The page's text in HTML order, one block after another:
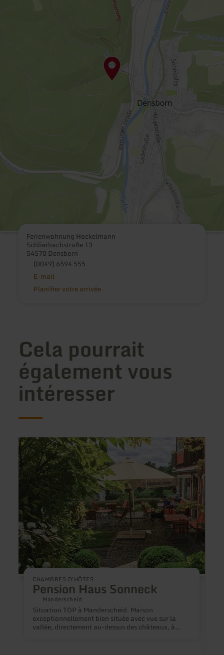
Ferienwohnung Hockelmann
Schlierbachstraße 13
54570 Densborn
(0049) 6594 555
E-mail
Planifier votre arrivée
Cela pourrait
également vous
intéresser
CHAMBRES D'HÔTES
Pension Haus Sonneck
Manderscheid
Situation TOP à Manderscheid. Maison
exceptionnellement bien située avec vue sur la
vallée, directement au-dessus des châteaux, à
en
savoir
plus
sur
:
Pension
Sonneck
plus
sur
: